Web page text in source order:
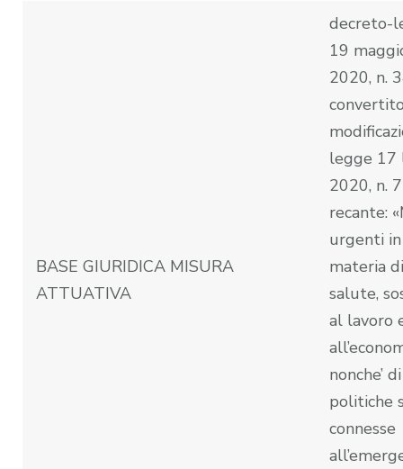
BASE GIURIDICA MISURA
ATTUATIVA
decreto-
19
2020, n.
legge 17
2020, n.
recante:
urgenti in
materia di
salute,
al lavoro
nonche’ di
politiche
connesse